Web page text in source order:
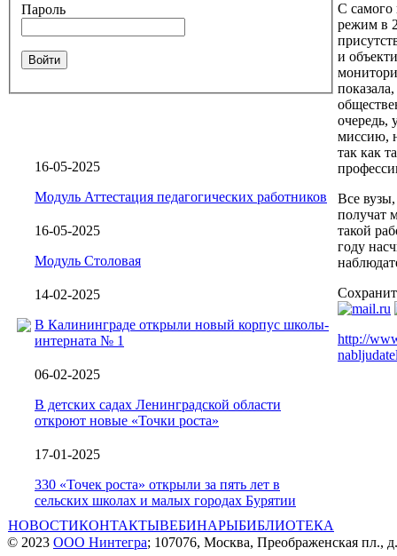
Пароль
Войти
16-05-2025
Модуль Аттестация педагогических работников
16-05-2025
Модуль Столовая
14-02-2025
В Калининграде открыли новый корпус школы-
интерната № 1
06-02-2025
В детских садах Ленинградской области
откроют новые «Точки роста»
17-01-2025
330 «Точек роста» открыли за пять лет в
сельских школах и малых городах Бурятии
С самого
режим в
и
очередь,
миссию,
так как
Все
получат
такой
году
http://
НОВОСТИКОНТАКТЫВЕБИНАРЫБИБЛИОТЕКА
© 2023 ООО Нинтегра; 107076, Москва, Преображенская пл.,